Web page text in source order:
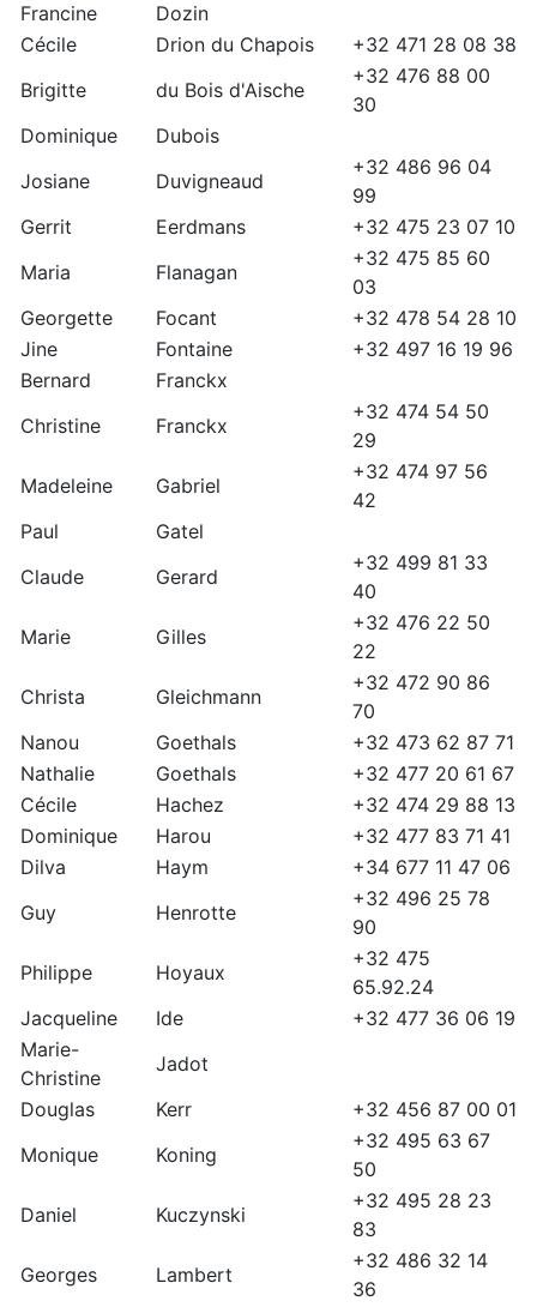
Francine
Dozin
Cécile
Drion du Chapois
+32 471 28 08 38
Brigitte
du Bois d'Aische
+32 476 88 00
30
Dominique
Dubois
Josiane
Duvigneaud
+32 486 96 04
99
Gerrit
Eerdmans
+32 475 23 07 10
Maria
Flanagan
+32 475 85 60
03
Georgette
Focant
+32 478 54 28 10
Jine
Fontaine
+32 497 16 19 96
Bernard
Franckx
Christine
Franckx
+32 474 54 50
29
Madeleine
Gabriel
+32 474 97 56
42
Paul
Gatel
Claude
Gerard
+32 499 81 33
40
Marie
Gilles
+32 476 22 50
22
Christa
Gleichmann
+32 472 90 86
70
Nanou
Goethals
+32 473 62 87 71
Nathalie
Goethals
+32 477 20 61 67
Cécile
Hachez
+32 474 29 88 13
Dominique
Harou
+32 477 83 71 41
Dilva
Haym
+34 677 11 47 06
Guy
Henrotte
+32 496 25 78
90
Philippe
Hoyaux
+32 475
65.92.24
Jacqueline
Ide
+32 477 36 06 19
Marie-
Christine
Jadot
Douglas
Kerr
+32 456 87 00 01
Monique
Koning
+32 495 63 67
50
Daniel
Kuczynski
+32 495 28 23
83
Georges
Lambert
+32 486 32 14
36